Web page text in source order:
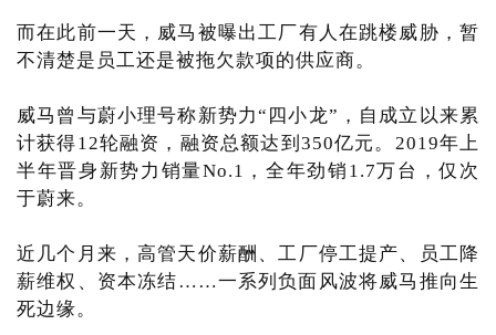
而在此前一天，威马被曝出工厂有人在跳楼威胁，暂
不清楚是员工还是被拖欠款项的供应商。
威马曾与蔚小理号称新势力“四小龙”，自成立以来累
计获得12轮融资，融资总额达到350亿元。2019年上
半年晋身新势力销量No.1，全年劲销1.7万台，仅次
于蔚来。
近几个月来，高管天价薪酬、工厂停工提产、员工降
薪维权、资本冻结……一系列负面风波将威马推向生
死边缘。